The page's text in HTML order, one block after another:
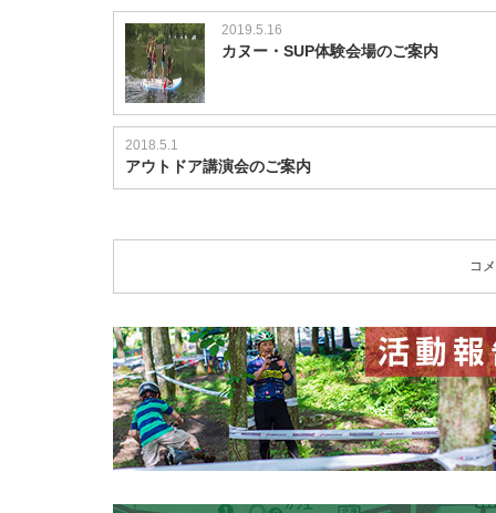
は
2019.5.16
カヌー・SUP体験会場のご案内
2018.5.1
アウトドア講演会のご案内
コ